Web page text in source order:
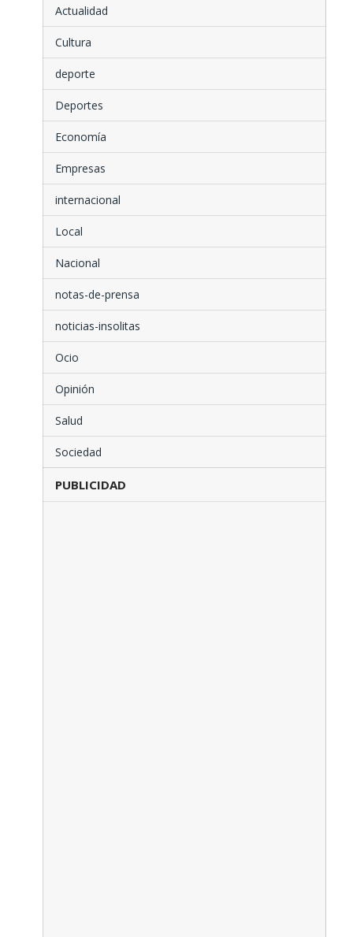
Actualidad
Cultura
deporte
Deportes
Economía
Empresas
internacional
Local
Nacional
notas-de-prensa
noticias-insolitas
Ocio
Opinión
Salud
Sociedad
PUBLICIDAD